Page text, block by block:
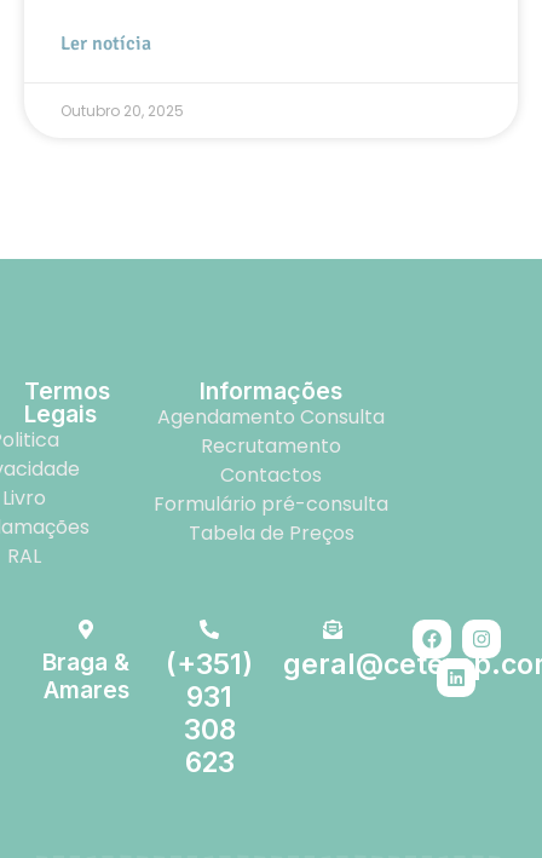
Ler notícia
Outubro 20, 2025
Termos
Legais
Livro
RAL
Informações
Agendamento Consulta
Recrutamento
Contactos
Formulário pré-consulta
Tabela de Preços
Braga &
Amares
(+351)
931
308
623